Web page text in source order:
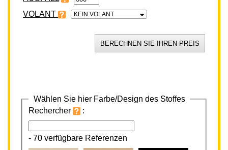
VOLANT KEIN VOLANT
Wählen Sie hier Farbe/Design des Stoffes
Rechercher
:
- 70 verfügbare Referenzen